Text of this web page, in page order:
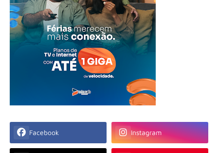
Facebook Instagram